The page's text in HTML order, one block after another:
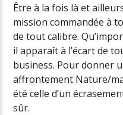
Être à la fois là et
mission commandée à
de tout calibre.
il apparaît à l’écart de
business. Pour donner
affrontement Nature/
été celle d’un
sûr.